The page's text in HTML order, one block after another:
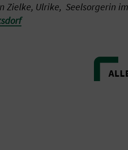
Zielke, Ulrike, Seelsorgerin im